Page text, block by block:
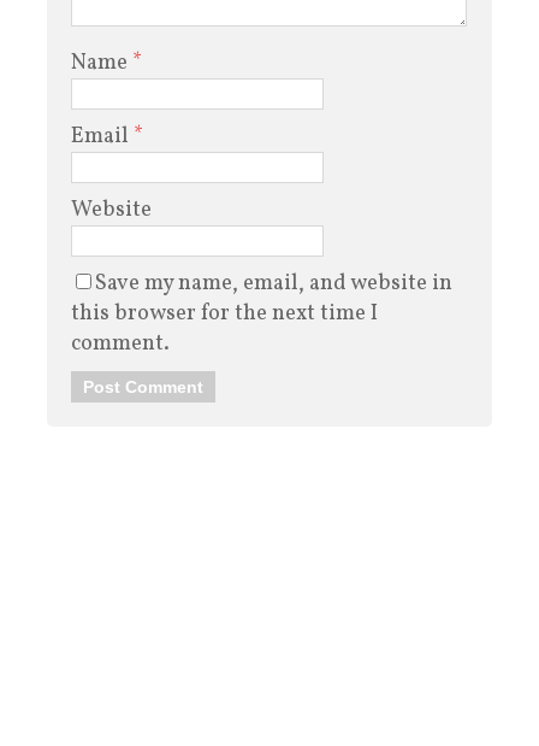
Name *
Email *
Website
Save my name, email, and website in
this browser for the next time I
comment.